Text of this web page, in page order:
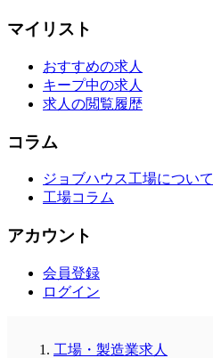
マイリスト
おすすめの求人
キープ中の求人
求人の閲覧履歴
コラム
ジョブハウス工場について
工場コラム
アカウント
会員登録
ログイン
工場・製造業求人